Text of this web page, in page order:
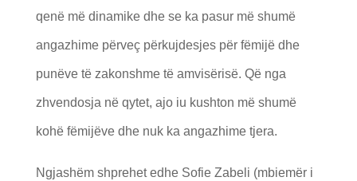
qenë më dinamike dhe se ka pasur më shumë
angazhime përveç përkujdesjes për fëmijë dhe
punëve të zakonshme të amvisërisë. Që nga
zhvendosja në qytet, ajo iu kushton më shumë
kohë fëmijëve dhe nuk ka angazhime tjera.
Ngjashëm shprehet edhe Sofie Zabeli (mbiemër i